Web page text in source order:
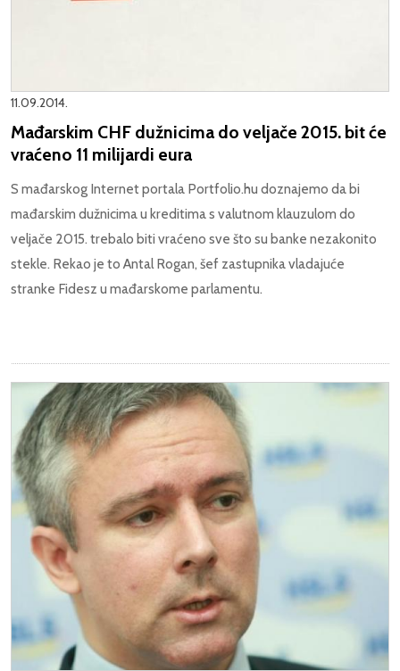
11.09.2014.
Mađarskim CHF dužnicima do veljače 2015. bit će
vraćeno 11 milijardi eura
S mađarskog Internet portala Portfolio.hu doznajemo da bi
mađarskim dužnicima u kreditima s valutnom klauzulom do
veljače 2015. trebalo biti vraćeno sve što su banke nezakonito
stekle. Rekao je to Antal Rogan, šef zastupnika vladajuće
stranke Fidesz u mađarskome parlamentu.